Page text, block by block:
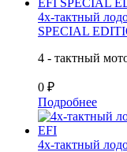
4х-тактный
SPECIAL
4 - тактный
0 ₽
Подробнее
4х-тактный